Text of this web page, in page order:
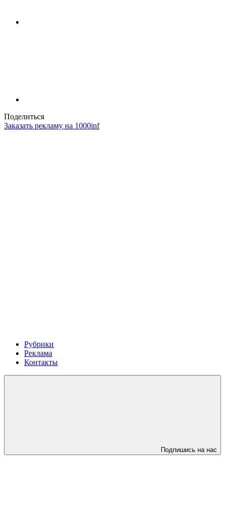
Поделиться
Заказать рекламу на 1000inf
Рубрики
Реклама
Контакты
Подпишись на нас